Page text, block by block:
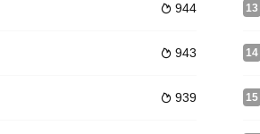
 944
 943
 939
13
14
15